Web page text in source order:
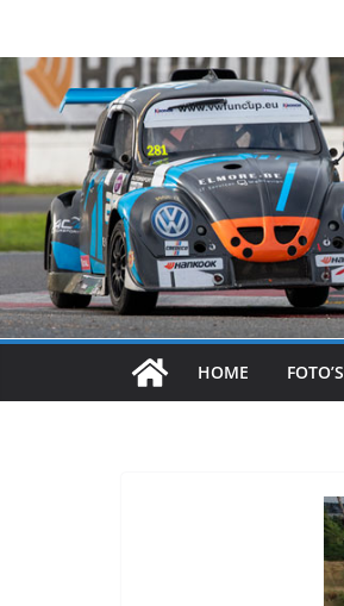
content
HOME FOTO’S